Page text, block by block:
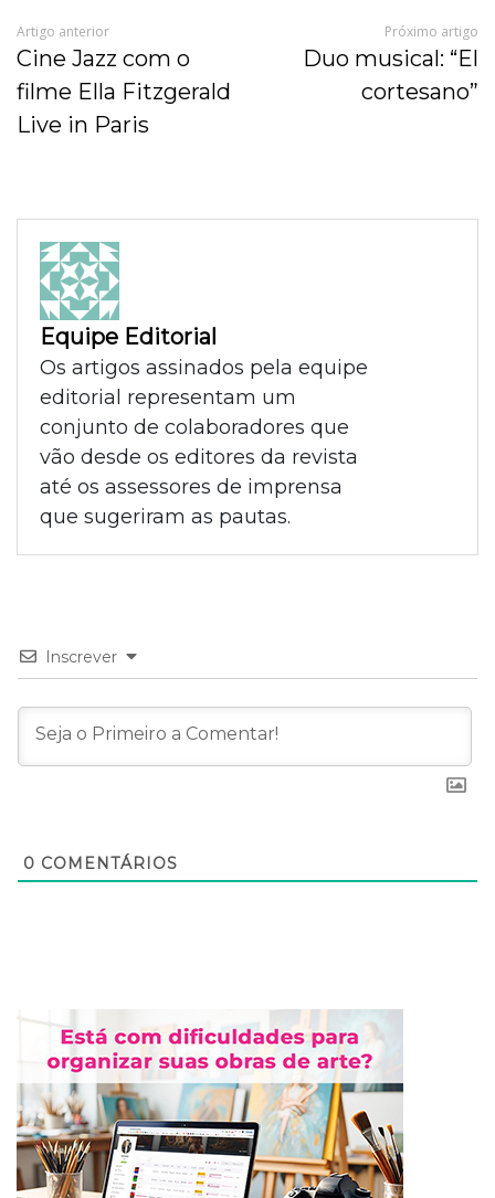
Artigo anterior
Cine Jazz com o
filme Ella Fitzgerald
Live in Paris
Próximo artigo
Duo musical: “El
cortesano”
Equipe Editorial
Os artigos assinados pela equipe
editorial representam um
conjunto de colaboradores que
vão desde os editores da revista
até os assessores de imprensa
que sugeriram as pautas.
Inscrever
0 COMENTÁRIOS